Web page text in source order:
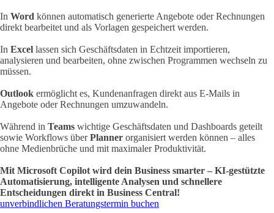
In Word können automatisch generierte Angebote oder Rechnungen
direkt bearbeitet und als Vorlagen gespeichert werden.
In Excel lassen sich Geschäftsdaten in Echtzeit importieren,
analysieren und bearbeiten, ohne zwischen Programmen wechseln zu
müssen.
Outlook ermöglicht es, Kundenanfragen direkt aus E-Mails in
Angebote oder Rechnungen umzuwandeln.
Während in Teams wichtige Geschäftsdaten und Dashboards geteilt
sowie Workflows überPlanner organisiert werden können – alles
ohne Medienbrüche und mit maximaler Produktivität.
Mit Microsoft Copilot wird dein Business smarter – KI-gestützte
Automatisierung, intelligente Analysen und schnellere
Entscheidungen direkt in Business Central!
unverbindlichen Beratungstermin buchen